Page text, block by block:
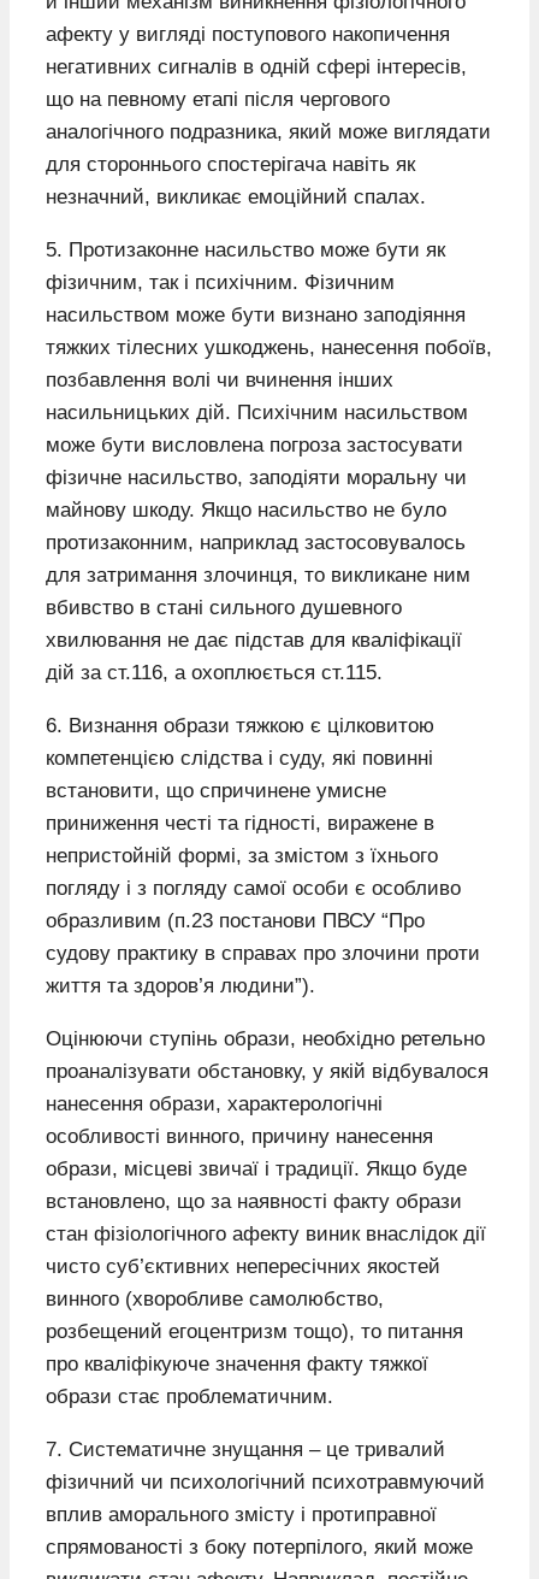
афекту у вигляді поступового накопичення
негативних сигналів в одній сфері інтересів,
що на певному етапі після чергового
аналогічного подразника, який може виглядати
для стороннього спостерігача навіть як
незначний, викликає емоційний спалах.
5. Протизаконне насильство може бути як
фізичним, так і психічним. Фізичним
насильством може бути визнано заподіяння
тяжких тілесних ушкоджень, нанесення побоїв,
позбавлення волі чи вчинення інших
насильницьких дій. Психічним насильством
може бути висловлена погроза застосувати
фізичне насильство, заподіяти моральну чи
майнову шкоду. Якщо насильство не було
протизаконним, наприклад застосовувалось
для затримання злочинця, то викликане ним
вбивство в стані сильного душевного
хвилювання не дає підстав для кваліфікації
дій за ст.116, а охоплюється ст.115.
6. Визнання образи тяжкою є цілковитою
компетенцією слідства і суду, які повинні
встановити, що спричинене умисне
приниження честі та гідності, виражене в
непристойній формі, за змістом з їхнього
погляду і з погляду самої особи є особливо
образливим (п.23 постанови ПВСУ “Про
судову практику в справах про злочини проти
життя та здоров’я людини”).
Оцінюючи ступінь образи, необхідно ретельно
проаналізувати обстановку, у якій відбувалося
нанесення образи, характерологічні
особливості винного, причину нанесення
образи, місцеві звичаї і традиції. Якщо буде
встановлено, що за наявності факту образи
стан фізіологічного афекту виник внаслідок дії
чисто суб’єктивних непересічних якостей
винного (хворобливе самолюбство,
розбещений егоцентризм тощо), то питання
про кваліфікуюче значення факту тяжкої
образи стає проблематичним.
7. Систематичне знущання – це тривалий
фізичний чи психологічний психотравмуючий
вплив аморального змісту і протиправної
спрямованості з боку потерпілого, який може